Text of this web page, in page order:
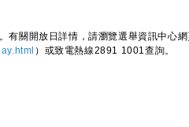
關開放日詳情，請瀏覽選舉資訊中心網
）或致電熱線2891 1001查詢。